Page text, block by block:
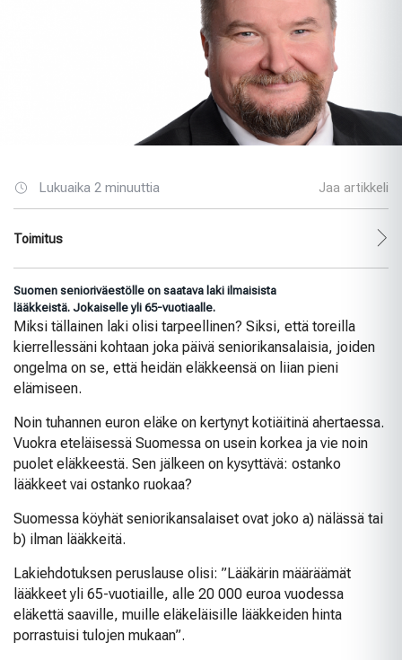
Lukuaika 2 minuuttia Jaa artikkeli
Toimitus
Suomen senioriväestölle on saatava laki ilmaisista
lääkkeistä. Jokaiselle yli 65-vuotiaalle.
Miksi tällainen laki olisi tarpeellinen? Siksi, että toreilla
kierrellessäni kohtaan joka päivä seniorikansalaisia, joiden
ongelma on se, että heidän eläkkeensä on liian pieni
elämiseen.
Noin tuhannen euron eläke on kertynyt kotiäitinä ahertaessa.
Vuokra eteläisessä Suomessa on usein korkea ja vie noin
puolet eläkkeestä. Sen jälkeen on kysyttävä: ostanko
lääkkeet vai ostanko ruokaa?
Suomessa köyhät seniorikansalaiset ovat joko a) nälässä tai
b) ilman lääkkeitä.
Lakiehdotuksen peruslause olisi: ”Lääkärin määräämät
lääkkeet yli 65-vuotiaille, alle 20 000 euroa vuodessa
eläkettä saaville, muille eläkeläisille lääkkeiden hinta
porrastuisi tulojen mukaan”.